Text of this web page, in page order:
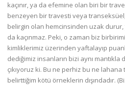
kaçınır, ya da efemine olan biri bir
benzeyen bir travesti veya
belirgin olan hemcinsinden uzak durur,
da kaçınmaz. Peki, o zaman biz
kimliklerimiz üzerinden yaftalayıp
dediğimiz insanların bizi aynı mantıkla
çıkıyoruz ki. Bu ne perhiz bu ne
belirttiğim kötü örneklerin dışındadır.